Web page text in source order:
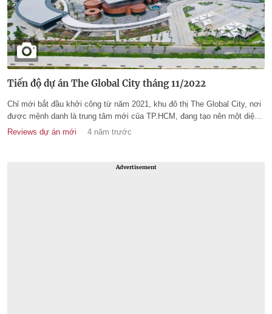
Tiến độ dự án The Global City tháng 11/2022
Chỉ mới bắt đầu khởi công từ năm 2021, khu đô thị The Global City, nơi
được mệnh danh là trung tâm mới của TP.HCM, đang tạo nên một diện
mạo hoàn toàn mới, điểm nhấn trên thị trường bất động sản TP. Thủ
Reviews dự án mới 4 năm trước
Advertisement